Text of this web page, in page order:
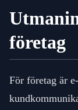
företag
För företag är